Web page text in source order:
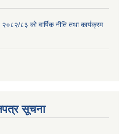
८३ को वार्षिक नीति तथा कार्यक्रम
सूचना